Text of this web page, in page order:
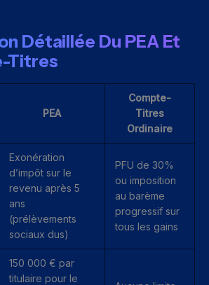
Détaillée Du PEA Et
Titres
PEA
Compte-
Titres
Ordinaire
Exonération
d’impôt sur le
revenu après 5
ans
(prélèvements
sociaux dus)
PFU de 30%
ou imposition
au barème
progressif sur
tous les gains
150 000 € par
titulaire pour le